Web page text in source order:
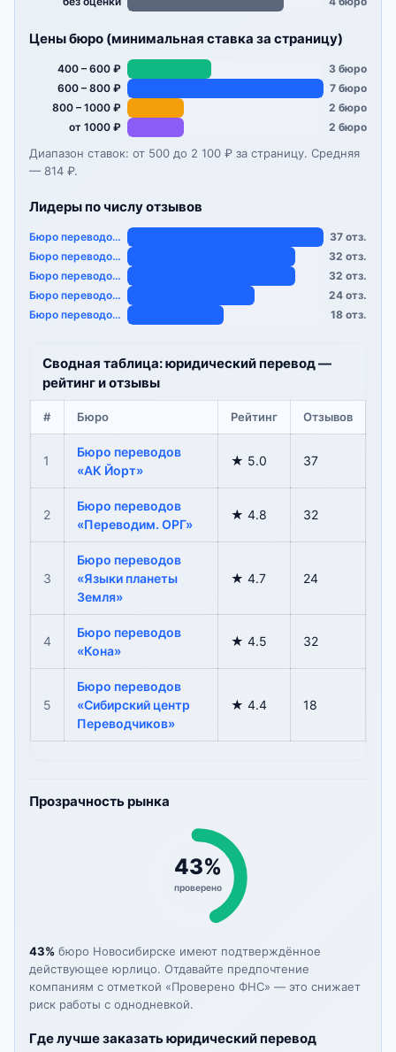
Цены бюро (минимальная ставка за страницу)
400 – 600 ₽
3 бюро
600 – 800 ₽
7 бюро
800 – 1000 ₽
2 бюро
от 1000 ₽
2 бюро
Диапазон ставок: от 500 до 2 100 ₽ за страницу. Средняя
— 814 ₽.
Лидеры по числу отзывов
Бюро переводов «…
37 отз.
Бюро переводов «…
32 отз.
Бюро переводов «…
32 отз.
Бюро переводов «…
24 отз.
Бюро переводов «…
18 отз.
Сводная таблица: юридический перевод —
рейтинг и отзывы
# Бюро Рейтинг Отзывов
1
Бюро переводов
«АК Йорт»
★ 5.0 37
2
Бюро переводов
«Переводим. ОРГ»
★ 4.8 32
3
Бюро переводов
«Языки планеты
Земля»
★ 4.7 24
4
Бюро переводов
«Кона»
★ 4.5 32
5
Бюро переводов
«Сибирский центр
Переводчиков»
★ 4.4 18
Прозрачность рынка
43%
проверено
43% бюро Новосибирске имеют подтверждённое
действующее юрлицо. Отдавайте предпочтение
компаниям с отметкой «Проверено ФНС» — это снижает
риск работы с однодневкой.
Где лучше заказать юридический перевод